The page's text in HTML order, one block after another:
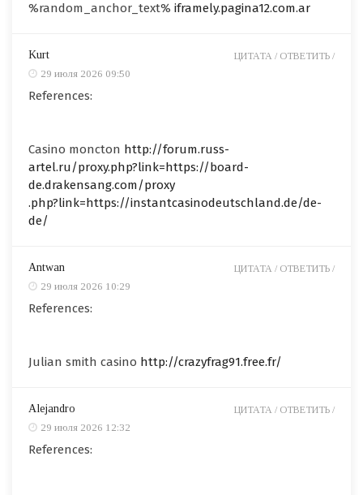
%random_anchor_text% iframely.pagina12.com.ar
Kurt
29 июля 2026 09:50
References:
Casino moncton http://forum.russ-
artel.ru/proxy.php?link=https://board-
de.drakensang.com/proxy
.php?link=https://instantcasinodeutschland.de/de-
de/
ЦИТАТА / ОТВЕТИТЬ /
Antwan
29 июля 2026 10:29
References:
Julian smith casino http://crazyfrag91.free.fr/
ЦИТАТА / ОТВЕТИТЬ /
Alejandro
29 июля 2026 12:32
References:
ЦИТАТА / ОТВЕТИТЬ /